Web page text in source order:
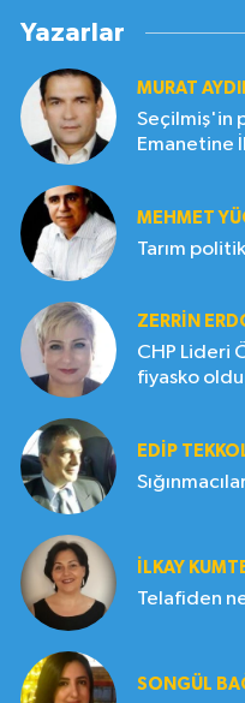
Yazarlar
MURAT
Seçilmiş'in
Emanetine
MEHMET
Tarım
ZERRIN
CHP Lideri
fiyasko oldu
EDIP
İLKAY
Telafiden
SONGÜL